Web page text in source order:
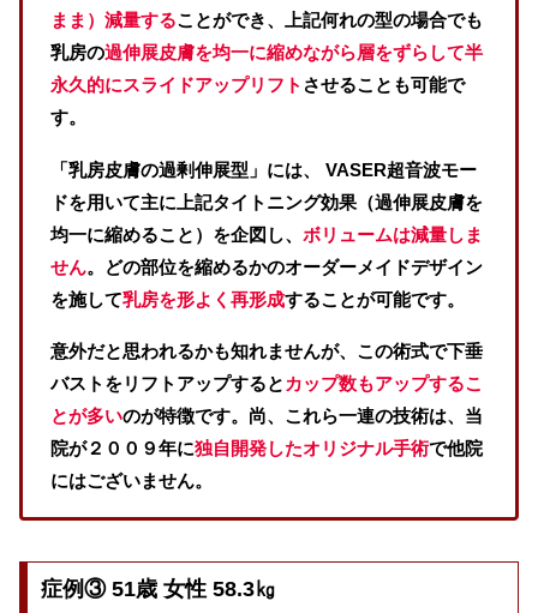
まま）減量することができ、上記何れの型の場合でも
乳房の過伸展皮膚を均一に縮めながら層をずらして半
永久的にスライドアップリフト させることも可能で
す。
「乳房皮膚の過剰伸展型」には、 VASER超音波モー
ドを用いて主に上記タイトニング効果（過伸展皮膚を
均一に縮めること）を企図し、 ボリュームは減量しま
せん。どの部位を縮めるかのオーダーメイドデザイン
を施して乳房を形よく再形成することが可能です。
意外だと思われるかも知れませんが、この術式で下垂
バストをリフトアップすると カップ数もアップするこ
とが多いのが特徴です。尚、これら一連の技術は、当
院が２００９年に独自開発したオリジナル手術で他院
にはございません。
症例③ 51歳 女性 58.3㎏